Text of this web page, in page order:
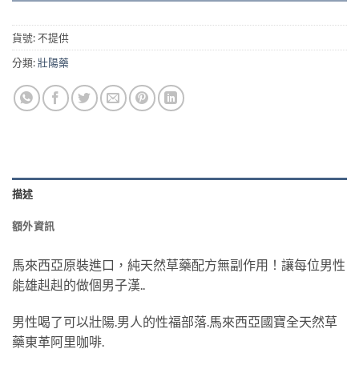
貨號:不提供
分類:壯陽藥
描述
額外資訊
馬來西亞原裝進口，純天然草藥配方無副作用！讓每位男性
能雄赳赳的做個男子漢..
男性喝了可以壯陽.男人的性福部落.馬來西亞國寶全天然草
藥東革阿里咖啡.